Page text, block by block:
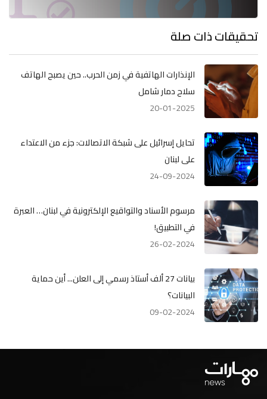
تحقيقات ذات صلة
الإنذارات الهاتفية في زمن الحرب.. حين يصبح الهاتف
سلاح دمار شامل
20-01-2025
تحايل إسرائيل على شبكة الاتصالات: جزء من الاعتداء
على لبنان
24-09-2024
مرسوم الأسناد والتواقيع الإلكترونية في لبنان… العبرة
في التطبيق!
26-02-2024
بيانات 27 ألف أستاذ رسمي إلى العلن... أين حماية
البيانات؟
09-02-2024